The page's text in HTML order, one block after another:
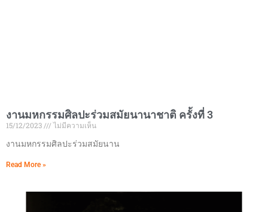
งานมหกรรมศิลปะร่วมสมัยนานาชาติ ครั้งที่ 3
15/12/2023
ไม่มีความเห็น
งานมหกรรมศิลปะร่วมสมัยนาน
Read More »